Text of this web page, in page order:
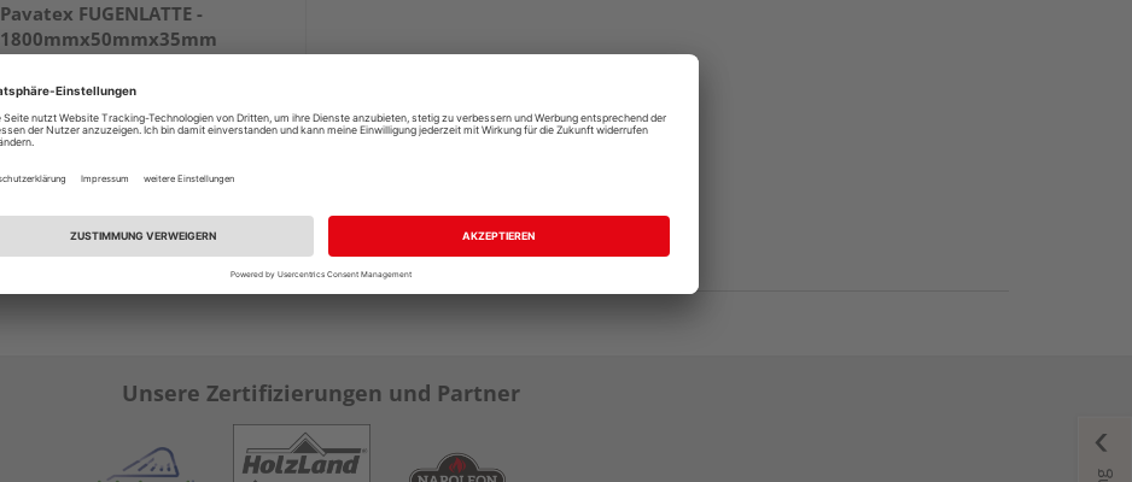
Pavatex FUGENLATTE -
1800mmx50mmx35mm
4,64 €
Unsere Zertifizierungen und Partner